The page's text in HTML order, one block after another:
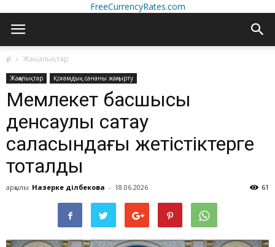
FreeCurrencyRates.com
үй Жаңалықтар
Жаңалықтар Қоғамдық сананы жаңғырту
️Мемлекет басшысы
денсаулық сақтау
саласындағы жетістіктерге
тоқталды
арқылы Назерке Әділбекова - 18.06.2026 61